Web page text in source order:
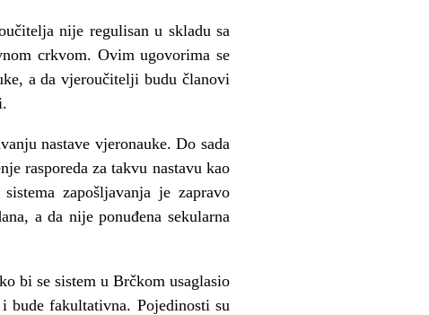
nije regulisan u skladu sa
crkvom. Ovim ugovorima se
a da vjeroučitelji budu članovi
nastave vjeronauke. Do sada
rasporeda za takvu nastavu kao
zapošljavanja je zapravo
a da nije ponuđena sekularna
bi se sistem u Brčkom usaglasio
bude fakultativna. Pojedinosti su